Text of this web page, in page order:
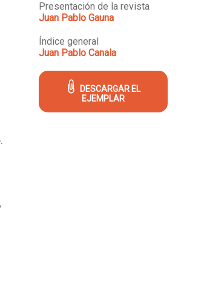
Presentación de la revista
Juan Pablo Gauna
Índice general
Juan Pablo Canala
DESCARGAR EL
EJEMPLAR